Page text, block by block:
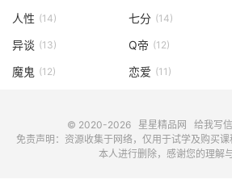
人性 (14) 七分 (14)
异谈 (13) Q帝 (12)
魔鬼 (12) 恋爱 (11)
© 2020-2026 星星精品网 给我写信
免责声明：资源收集于网络，仅用于试学及购买
本人进行删除，感谢您的理解与